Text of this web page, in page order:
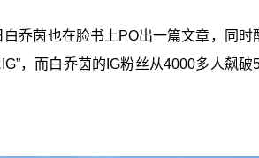
白乔茵也在脸书上 PO出一篇文章，同时
IG”，而白乔茵的 IG粉丝从4000多人飙破